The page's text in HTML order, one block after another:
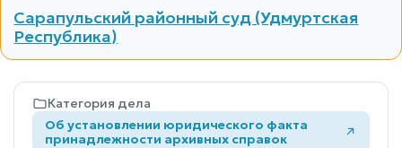
Сарапульский районный суд (Удмуртская
Республика)
Категория дела
Об установлении юридического факта
принадлежности архивных справок